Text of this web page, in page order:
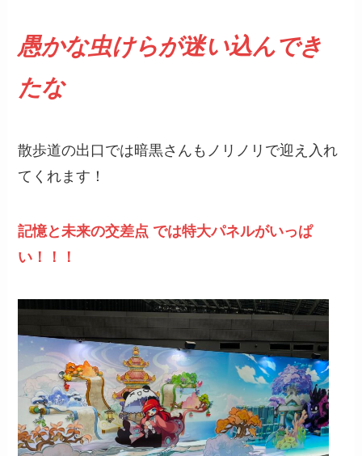
愚かな虫けらが迷い込んでき
たな
散歩道の出口では暗黒さんもノリノリで迎え入れ
てくれます！
記憶と未来の交差点 では特大パネルがいっぱ
い！！！